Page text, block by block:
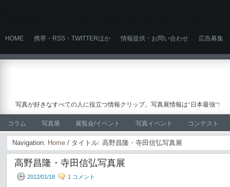
HOME 携帯・RSS・TWITTERほか 情報提供・お問い合わせ 広告募集
写真が好きなすべての人に役立つ情報クリップ。写真展情報は"日本最強"!
コラム 写真展 展覧会/イベント 写真イベント コンテスト
Navigation: Home / タイトル: 高野昌隆・寺田信弘写真展
高野昌隆・寺田信弘写真展
2012/01/18 1 コメント